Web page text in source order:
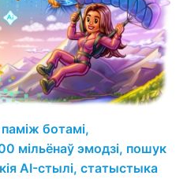
ботамі,
мільёнаў эмодзі, пошук
AI-стылі, статыстыка